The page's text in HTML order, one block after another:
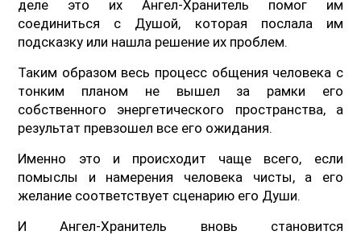
деле это их Ангел-Хранитель помог им
соединиться с Душой, которая послала им
подсказку или нашла решение их проблем.
Таким образом весь процесс общения человека с
тонким планом не вышел за рамки его
собственного энергетического пространства, а
результат превзошел все его ожидания.
Именно это и происходит чаще всего, если
помыслы и намерения человека чисты, а его
желание соответствует сценарию его Души.
И Ангел-Хранитель вновь становится